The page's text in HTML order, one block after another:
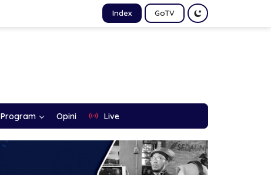
Index GoTV
Program Opini Live